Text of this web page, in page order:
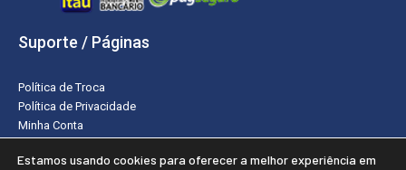
Suporte / Páginas
Política de Troca
Política de Privacidade
Minha Conta
Estamos usando cookies para oferecer a melhor experiência em